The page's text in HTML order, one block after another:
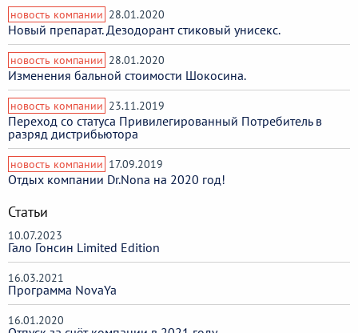
новость компании 28.01.2020
Новый препарат. Дезодорант стиковый унисекс.
новость компании 28.01.2020
Изменения бальной стоимости Шокосина.
новость компании 23.11.2019
Переход со статуса Привилегированный Потребитель в
разряд дистрибьютора
новость компании 17.09.2019
Отдых компании Dr.Nona на 2020 год!
Статьи
10.07.2023
Гало Гонсин Limited Edition
16.03.2021
Программа NovaYa
16.01.2020